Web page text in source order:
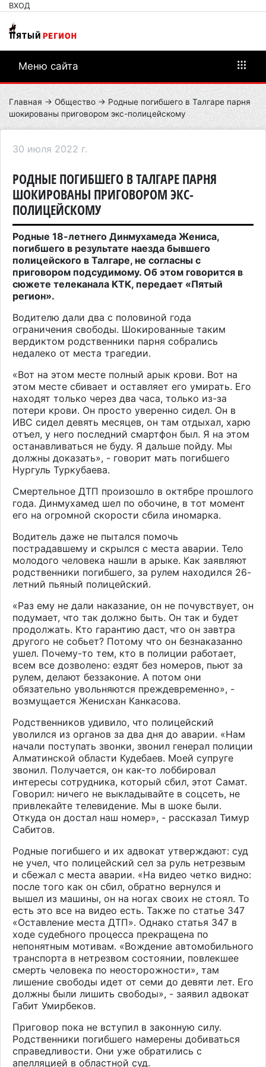
ВХОД
Меню сайта
Главная → Общество → Родные погибшего в Талгаре парня
шокированы приговором экс-полицейскому
30 июля 2022 г.
РОДНЫЕ ПОГИБШЕГО В ТАЛГАРЕ ПАРНЯ
ШОКИРОВАНЫ ПРИГОВОРОМ ЭКС-
ПОЛИЦЕЙСКОМУ
Родные 18-летнего Динмухамеда Жениса,
погибшего в результате наезда бывшего
полицейского в Талгаре, не согласны с
приговором подсудимому. Об этом говорится в
сюжете телеканала КТК, передает «Пятый
регион».
Водителю дали два с половиной года
ограничения свободы. Шокированные таким
вердиктом родственники парня собрались
недалеко от места трагедии.
«Вот на этом месте полный арык крови. Вот на
этом месте сбивает и оставляет его умирать. Его
находят только через два часа, только из-за
потери крови. Он просто уверенно сидел. Он в
ИВС сидел девять месяцев, он там отдыхал, харю
отъел, у него последний смартфон был. Я на этом
останавливаться не буду. Я дальше пойду. Мы
должны доказать», - говорит мать погибшего
Нургуль Туркубаева.
Смертельное ДТП произошло в октябре прошлого
года. Динмухамед шел по обочине, в тот момент
его на огромной скорости сбила иномарка.
Водитель даже не пытался помочь
пострадавшему и скрылся с места аварии. Тело
молодого человека нашли в арыке. Как заявляют
родственники погибшего, за рулем находился 26-
летний пьяный полицейский.
«Раз ему не дали наказание, он не почувствует, он
подумает, что так должно быть. Он так и будет
продолжать. Кто гарантию даст, что он завтра
другого не собьет? Потому что он безнаказанно
ушел. Почему-то тем, кто в полиции работает,
всем все дозволено: ездят без номеров, пьют за
рулем, делают беззаконие. А потом они
обязательно увольняются преждевременно», -
возмущается Женисхан Канкасова.
Родственников удивило, что полицейский
уволился из органов за два дня до аварии. «Нам
начали поступать звонки, звонил генерал полиции
Алматинской области Кудебаев. Моей супруге
звонил. Получается, он как-то лоббировал
интересы сотрудника, который сбил, этот Самат.
Говорил: ничего не выкладывайте в соцсеть, не
привлекайте телевидение. Мы в шоке были.
Откуда он достал наш номер», - рассказал Тимур
Сабитов.
Родные погибшего и их адвокат утверждают: суд
не учел, что полицейский сел за руль нетрезвым
и сбежал с места аварии. «На видео четко видно:
после того как он сбил, обратно вернулся и
вышел из машины, он на ногах своих не стоял. То
есть это все на видео есть. Также по статье 347
«Оставление места ДТП». Однако статья 347 в
ходе судебного процесса прекращена по
непонятным мотивам. «Вождение автомобильного
транспорта в нетрезвом состоянии, повлекшее
смерть человека по неосторожности», там
лишение свободы идет от семи до девяти лет. Его
должны были лишить свободы», - заявил адвокат
Габит Умирбеков.
Приговор пока не вступил в законную силу.
Родственники погибшего намерены добиваться
справедливости. Они уже обратились с
апелляцией в областной суд.